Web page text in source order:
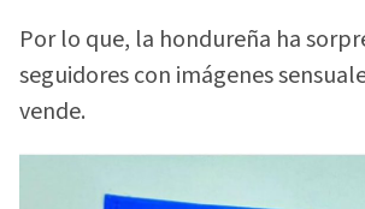
Por lo que, la hondureña ha
seguidores con imágenes
vende.